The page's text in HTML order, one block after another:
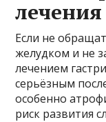
Если не
желудком и не
лечением
серьёзным
особенно
риск развития